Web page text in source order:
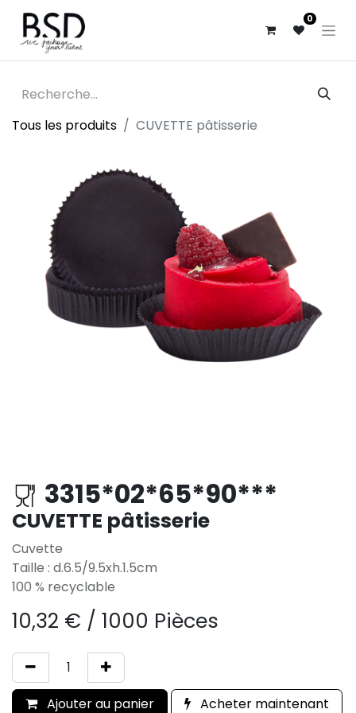
0
Tous les produits CUVETTE pâtisserie
3315*02*65*90***
CUVETTE pâtisserie
Cuvette
Taille : d.6.5/9.5xh.1.5cm
100 % recyclable
10,32 € / 1000 Pièces
Ajouter au panier Acheter maintenant